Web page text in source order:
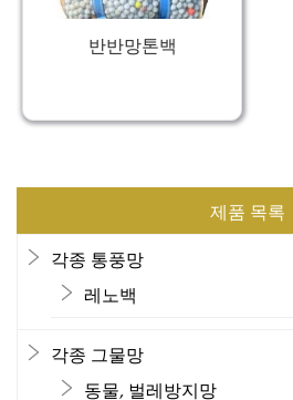
반반망톤백
제품 목록
각종 통풍망
레노백
각종 그물망
동물, 벌레방지망